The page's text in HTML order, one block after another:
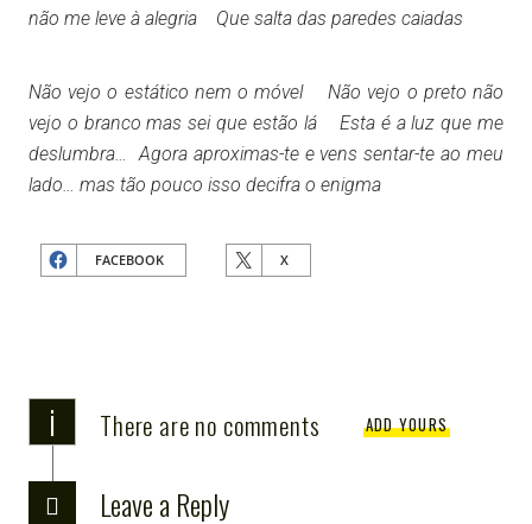
não me leve à alegria Que salta das paredes caiadas
Não vejo o estático nem o móvel Não vejo o preto não
vejo o branco mas sei que estão lá Esta é a luz que me
deslumbra… Agora aproximas-te e vens sentar-te ao meu
lado… mas tão pouco isso decifra o enigma
FACEBOOK X
i There are no comments ADD YOURS
Leave a Reply